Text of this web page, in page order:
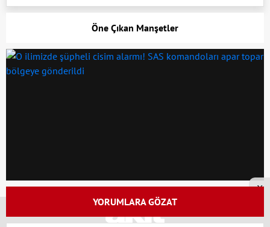
Öne Çıkan Manşetler
YORUMLARA GÖZAT
x